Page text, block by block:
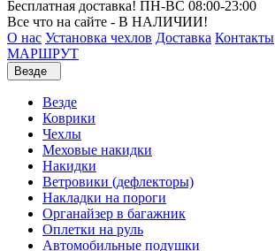
Бесплатная доставка! ПН-ВС 08:00-23:00
Все что на сайте - В НАЛИЧИИ!
О нас Установка чехлов Доставка Контакты
МАРШРУТ
Везде
Везде
Коврики
Чехлы
Меховые накидки
Накидки
Ветровики (дефлекторы)
Накладки на пороги
Органайзер в багажник
Оплетки на руль
Автомобильные подушки